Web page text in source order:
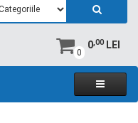
0
0,00LEI